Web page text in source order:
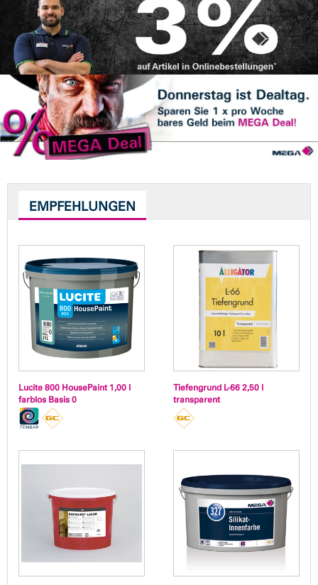
EMPFEHLUNGEN
Lucite 800 HousePaint 1,00 l
farblos Basis 0
Tiefengrund L-66 2,50 l
transparent